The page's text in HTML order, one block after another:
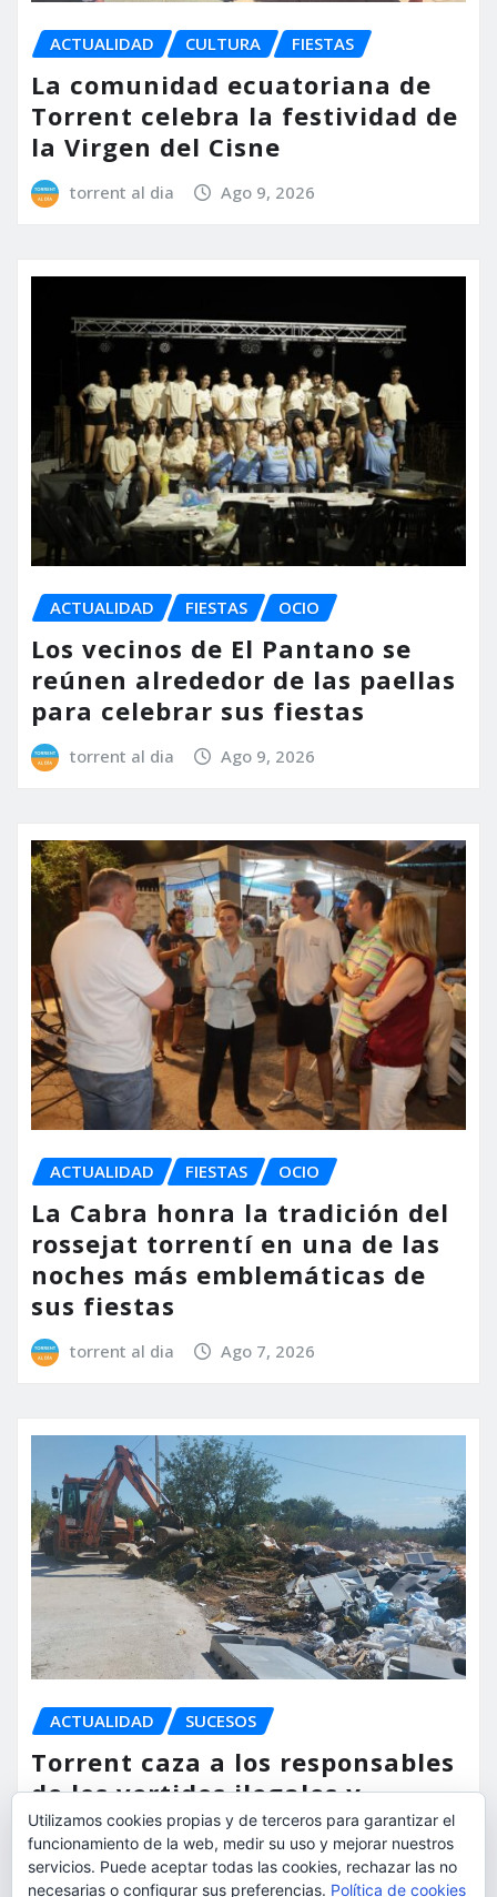
ACTUALIDAD CULTURA FIESTAS
La comunidad ecuatoriana de
Torrent celebra la festividad de
la Virgen del Cisne
torrent al dia Ago 9, 2026
ACTUALIDAD FIESTAS OCIO
Los vecinos de El Pantano se
reúnen alrededor de las paellas
para celebrar sus fiestas
torrent al dia Ago 9, 2026
ACTUALIDAD FIESTAS OCIO
La Cabra honra la tradición del
rossejat torrentí en una de las
noches más emblemáticas de
sus fiestas
torrent al dia Ago 7, 2026
ACTUALIDAD SUCESOS
Torrent caza a los responsables
de los vertidos ilegales y
endurece las sanciones
torrent al dia Ago 7, 2026
Utilizamos cookies propias y de terceros para garantizar el
funcionamiento de la web, medir su uso y mejorar nuestros
servicios. Puede aceptar todas las cookies, rechazar las no
necesarias o configurar sus preferencias. Política de cookies